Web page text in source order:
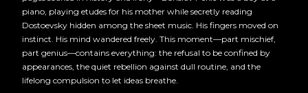
piano, playing etudes for his mother while secretly reading
Dostoevsky hidden among the sheet music. His fingers moved on
instinct. His mind wandered freely. This moment—part mischief,
part genius—contains everything: the refusal to be confined by
appearances, the quiet rebellion against dull routine, and the
lifelong compulsion to let ideas breathe.